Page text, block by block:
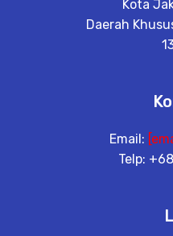
Kota
Daerah
Email:
Telp: